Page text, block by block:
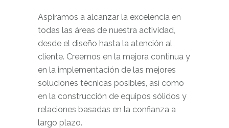
Aspiramos a alcanzar la excelencia en
todas las áreas de nuestra actividad,
desde el diseño hasta la atención al
cliente. Creemos en la mejora continua y
en la implementación de las mejores
soluciones técnicas posibles, así como
en la construcción de equipos sólidos y
relaciones basadas en la confianza a
largo plazo.